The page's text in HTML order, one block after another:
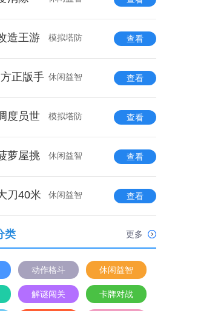
造王游 模拟塔防 查看
正版手 休闲益智 查看
度员世 模拟塔防 查看
萝屋挑 休闲益智 查看
刀40米 休闲益智 查看
类 更多
动作格斗 休闲益智
解谜闯关 卡牌对战